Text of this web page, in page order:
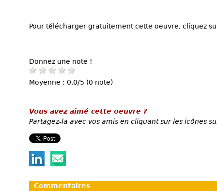
Pour télécharger gratuitement cette oeuvre, cliquez
Donnez une note !
Moyenne : 0.0/5 (0 note)
Vous avez aimé cette oeuvre ?
Partagez-la avec vos amis en cliquant sur les icônes
Commentaires